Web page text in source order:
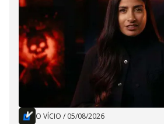
O VÍCIO / 05/08/2026